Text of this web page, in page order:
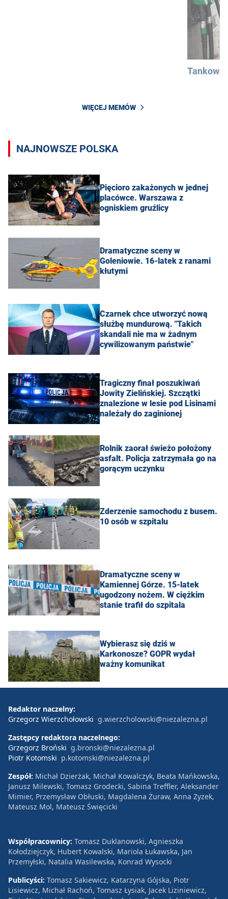
WIĘCEJ MEMÓW
NAJNOWSZE POLSKA
Pięcioro zakażonych w jednej
placówce. Warszawa z
ogniskiem gruźlicy
Dramatyczne sceny w
Goleniowie. 16-latek z ranami
kłutymi
Czarnek chce utworzyć nową
służbę mundurową. "Takich
skandali nie ma w żadnym
cywilizowanym państwie"
Tragiczny finał poszukiwań
Jowity Zielińskiej. Szczątki
znalezione w lesie pod Lisinami
należały do zaginionej
Rolnik zaorał świeżo położony
asfalt. Policja zatrzymała go na
gorącym uczynku
Zderzenie samochodu z busem.
10 osób w szpitalu
Dramatyczne sceny w
Kamiennej Górze. 15-latek
ugodzony nożem. W ciężkim
stanie trafił do szpitala
Wybierasz się dziś w
Karkonosze? GOPR wydał
ważny komunikat
Redaktor naczelny:
Grzegorz Wierzchołowski g.wierzcholowski@niezalezna.pl
Zastępcy redaktora naczelnego:
Grzegorz Broński g.bronski@niezalezna.pl
Piotr Kotomski p.kotomski@niezalezna.pl
Zespół: Michał Dzierżak, Michał Kowalczyk, Beata Mańkowska,
Janusz Milewski, Tomasz Grodecki, Sabina Treffler, Aleksander
Mimier, Przemysław Obłuski, Magdalena Żuraw, Anna Zyzek,
Mateusz Mol, Mateusz Święcicki
Współpracownicy: Tomasz Duklanowski, Agnieszka
Kołodziejczyk, Hubert Kowalski, Mariola Łukawska, Jan
Przemyłski, Natalia Wasilewska, Konrad Wysocki
Publicyści: Tomasz Sakiewicz, Katarzyna Gójska, Piotr
Lisiewicz, Michał Rachoń, Tomasz Łysiak, Jacek Liziniewicz,